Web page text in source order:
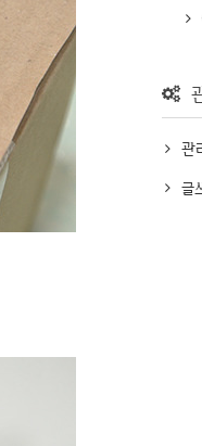
관
글